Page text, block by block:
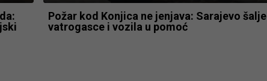
Požar kod Konjica ne jenjava: Sarajevo šalje
vatrogasce i vozila u pomoć